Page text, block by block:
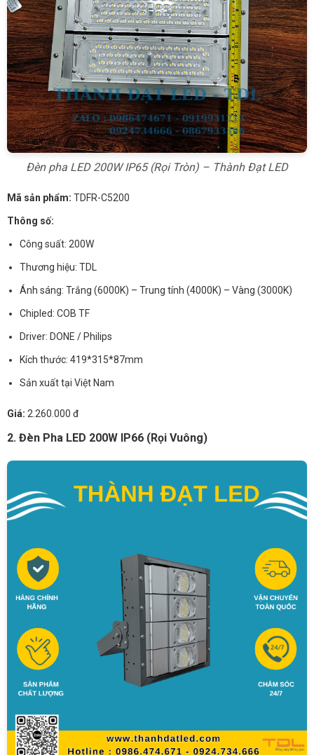
Đèn pha LED 200W IP65 (Rọi Tròn) – Thành Đạt LED
Mã sản phẩm: TDFR-C5200
Thông số:
Công suất: 200W
Thương hiệu: TDL
Ánh sáng: Trắng (6000K) – Trung tính (4000K) – Vàng (3000K)
Chipled: COB TF
Driver: DONE / Philips
Kích thước: 419*315*87mm
Sản xuất tại Việt Nam
Giá: 2.260.000 đ
2. Đèn Pha LED 200W IP66 (Rọi Vuông)